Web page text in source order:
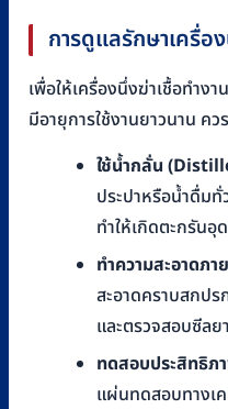
การดูแลรักษาเครื่อ
เพื่อให้เครื่องนึ่งฆ่าเชื้อทำง
มีอายุการใช้งานยาวนาน ค
ใช้น้ำกลั่น
ประปาหรือน้ำดื่มทั่
ทำให้เกิดตะกรันอุ
ทำความสะอาดภา
สะอาดคราบสกป
และตรวจสอบซีลย
ทดสอบประสิทธิ
แผ่นทดสอบทางเ